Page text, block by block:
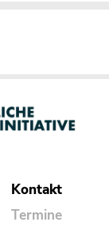
Kontakt
Termine